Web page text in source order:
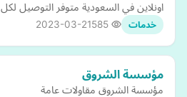
اونلاين في السعودية متوفر التوصيل لكل
خدمات 2023-03-21
مؤسسة الشروق
مؤسسة الشروق مقاولات عامة